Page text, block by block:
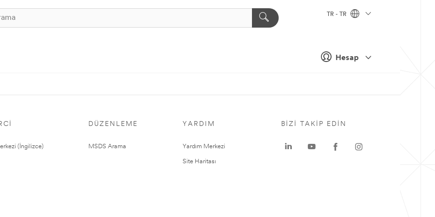
Hesap
TR - TR
(İngilizce)
DÜZENLEME
MSDS Arama
YARDIM
Yardım Merkezi
Site Haritası
BIZI TAKIP EDIN